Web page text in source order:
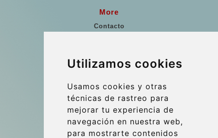
Utilizamos cookies
Usamos cookies y otras
técnicas de rastreo para
mejorar tu experiencia de
navegación en nuestra web,
para mostrarte contenidos
More
Contacto
Referencias
Update cookies preferences
Contact